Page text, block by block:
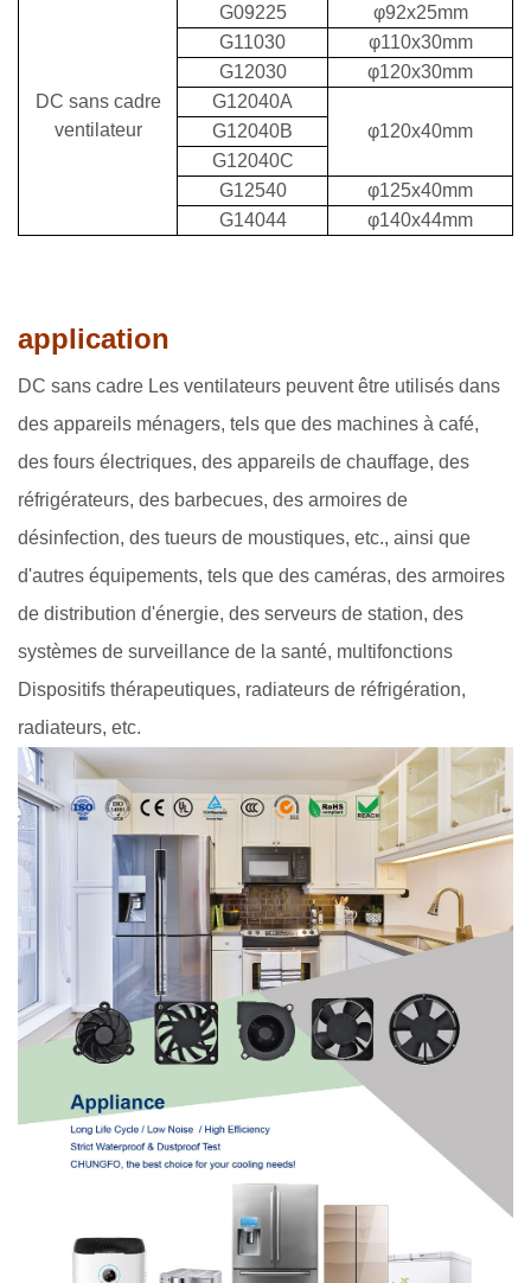
DC sans cadre
ventilateur
G09225
φ92x25mm
G11030
φ110x30mm
G12030
φ120x30mm
G12040A
φ120x40mm
G12040B
G12040C
G12540
φ125x40mm
G14044
φ140x44mm
application
DC sans cadre Les ventilateurs peuvent être utilisés dans
des appareils ménagers, tels que des machines à café,
des fours électriques, des appareils de chauffage, des
réfrigérateurs, des barbecues, des armoires de
désinfection, des tueurs de moustiques, etc., ainsi que
d'autres équipements, tels que des caméras, des armoires
de distribution d'énergie, des serveurs de station, des
systèmes de surveillance de la santé, multifonctions
Dispositifs thérapeutiques, radiateurs de réfrigération,
radiateurs, etc.